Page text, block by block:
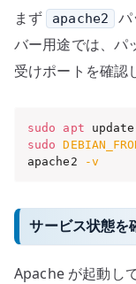
まず apache2
パ
バー用途では、パ
受けポートを確認
sudo apt
sudo
apache2
-v
サービス状態を
Apache が起動し